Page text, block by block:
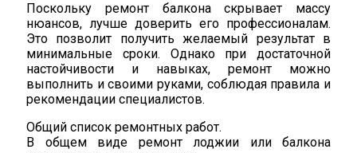
Поскольку ремонт балкона скрывает массу
нюансов, лучше доверить его профессионалам.
Это позволит получить желаемый результат в
минимальные сроки. Однако при достаточной
настойчивости и навыках, ремонт можно
выполнить и своими руками, соблюдая правила и
рекомендации специалистов.
Общий список ремонтных работ.
В общем виде ремонт лоджии или балкона